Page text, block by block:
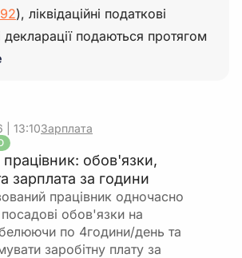
), ліквідаційні податкові
декларації подаються протягом
| 13:10Зарплата
працівник: обов'язки,
зарплата за години
працівник одночасно
обов'язки на
по 4години/день та
заробітну плату за